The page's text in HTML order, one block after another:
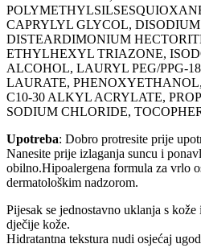
CAPRYLYL GLYCOL,
DISTEARDIMONIUM
ETHYLHEXYL TRIAZONE,
ALCOHOL, LAURYL PEG/PPG-
LAURATE,
C10-30 ALKYL ACRYLATE,
SODIUM CHLORIDE,
Upotreba: Dobro protresite prije
Nanesite prije izlaganja suncu i
obilno.Hipoalergena formula za vrlo
dermatološkim nadzorom.
Pijesak se jednostavno uklanja s
dječije kože.
Hidratantna tekstura nudi osjećaj